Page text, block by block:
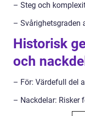
– Steg och
– Svårighetsgraden
Historisk
och
– För: Värdefull del
– Nackdelar: Risker